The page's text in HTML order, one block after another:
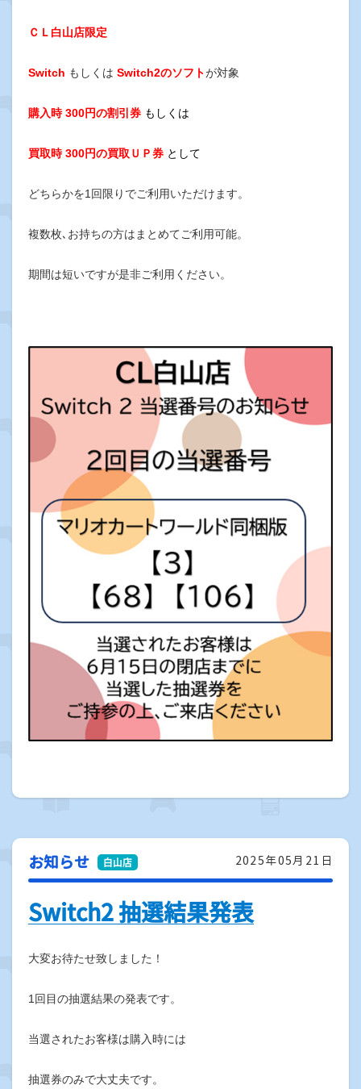
ＣＬ白山店限定
Switch もしくは Switch2のソフトが対象
購入時 300円の割引券 もしくは
買取時 300円の買取ＵＰ券 として
どちらかを1回限りでご利用いただけます。
複数枚､お持ちの方はまとめてご利用可能。
期間は短いですが是非ご利用ください。
2025年05月21日
お知らせ
Switch2 抽選結果発表
大変お待たせ致しました！
1回目の抽選結果の発表です。
当選されたお客様は購入時には
抽選券のみで大丈夫です。